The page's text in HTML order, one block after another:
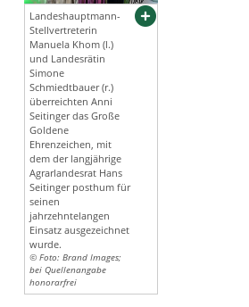
Landeshauptmann-
Stellvertreterin
Manuela Khom (l.)
und Landesrätin
Simone
Schmiedtbauer (r.)
überreichten Anni
Seitinger das Große
Goldene
Ehrenzeichen, mit
dem der langjährige
Agrarlandesrat Hans
Seitinger posthum für
seinen
jahrzehntelangen
Einsatz ausgezeichnet
wurde.
© Foto: Brand Images;
bei Quellenangabe
honorarfrei